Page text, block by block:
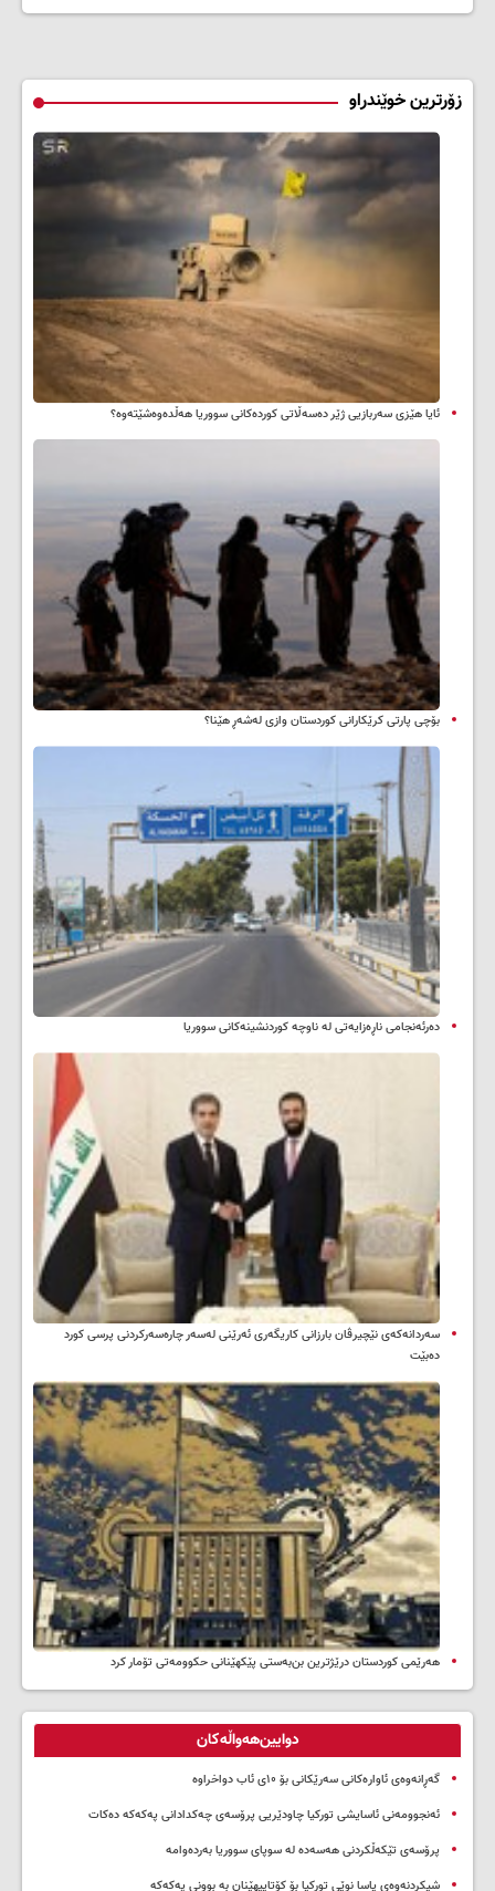
زۆرترین خوێندراو
ئایا هێزی سەربازیی ژێر دەسەڵاتی کوردەکانی سووریا هەڵدەوەشێتەوە؟
بۆچی پارتی کرێکارانی کوردستان وازی لەشەڕ هێنا؟
دەرئەنجامی ناڕەزایەتی لە ناوچە کوردنشینەکانی سووریا
سه‌ردانه‌کەی نێچیرڤان بارزانی كاریگه‌ری ئه‌رێنی له‌سه‌ر چاره‌سه‌ركردنی پرسی كورد
ده‌بێت
هەرێمی کوردستان درێژترین بن‌بەستی پێکهێنانی حکوومەتی تۆمار کرد
دوایین‌هەواڵەکان
گەڕانەوەی ئاوارەکانی سەرێکانی بۆ ۱۰ی ئاب دواخراوە
ئەنجوومەنی ئاسایشی تورکیا چاودێریی پرۆسەی چەکدادانی پەکەکە دەکات
پرۆسەی تێکەڵکردنی هەسەدە لە سوپای سووریا بەردەوامە
شیکردنەوەی یاسا نوێی تورکیا بۆ کۆتاییهێنان بە بوونی پەکەکە